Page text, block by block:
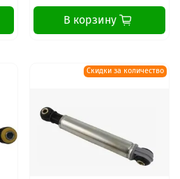
В корзину
Скидки за количество